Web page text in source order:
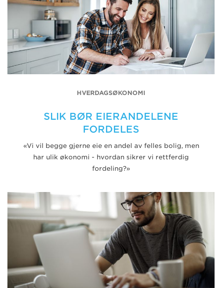
HVERDAGSØKONOMI
SLIK BØR EIERANDELENE
FORDELES
«Vi vil begge gjerne eie en andel av felles bolig, men
har ulik økonomi - hvordan sikrer vi rettferdig
fordeling?»